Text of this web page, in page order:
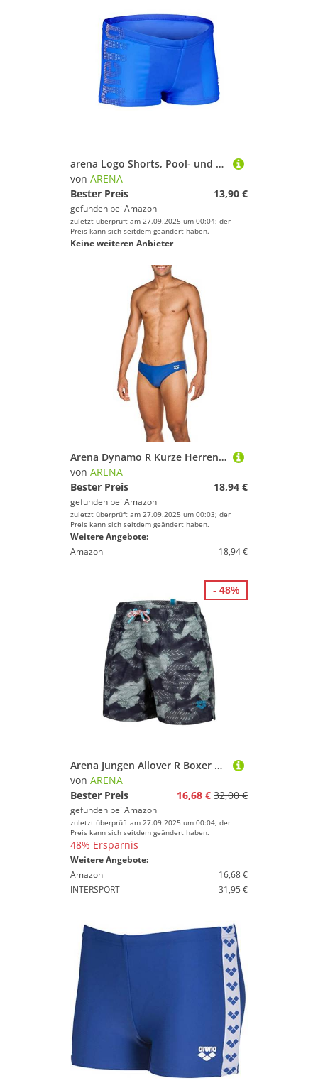
arena Logo Shorts, Pool- und Strand-Badehose für Jungen aus Weichem, Schnelltrocknendem Material, Teilweise Gefüttert auf der Vorderseite
von ARENA
Bester Preis
13,90 €
gefunden bei Amazon
zuletzt überprüft am 27.09.2025 um 00:04; der
Preis kann sich seitdem geändert haben.
Keine weiteren Anbieter
Arena Dynamo R Kurze Herren-Badehose, Herrenbadehose Schnelltrocknend, Chlor- und Salzwasser-Beständiges Maxfit Eco-Gewebe, UPF 50+ UV-Schutz
von ARENA
Bester Preis
18,94 €
gefunden bei Amazon
zuletzt überprüft am 27.09.2025 um 00:03; der
Preis kann sich seitdem geändert haben.
Weitere Angebote:
Amazon
18,94 €
Arena Jungen Allover R Boxer Beach Shorts
von ARENA
Bester Preis
16,68 € 32,00 €
gefunden bei Amazon
zuletzt überprüft am 27.09.2025 um 00:04; der
Preis kann sich seitdem geändert haben.
48% Ersparnis
Weitere Angebote:
Amazon
16,68 €
INTERSPORT
31,95 €
- 48%